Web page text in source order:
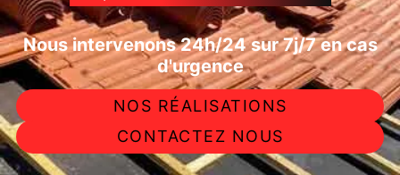
Nous intervenons 24h/24 sur 7j/7 en cas
d'urgence
NOS RÉALISATIONS
CONTACTEZ NOUS